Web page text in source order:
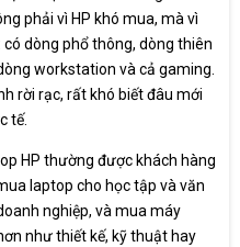
phải vì HP khó mua, mà vì
dòng phổ thông, dòng thiên
workstation và cả gaming.
rời rạc, rất khó biết đâu mới
tế.
HP thường được khách hàng
laptop cho học tập và văn
nghiệp, và mua máy
như thiết kế, kỹ thuật hay